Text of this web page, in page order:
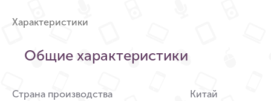
Характеристики
Общие характеристики
Страна производства
Китай